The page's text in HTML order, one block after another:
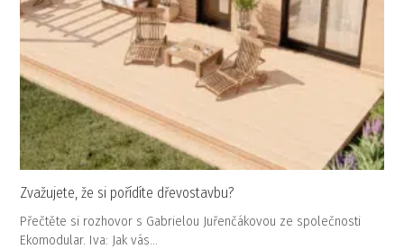
Zvažujete, že si pořídíte dřevostavbu?
Přečtěte si rozhovor s Gabrielou Juřenčákovou ze společnosti
Ekomodular. Iva: Jak vás…